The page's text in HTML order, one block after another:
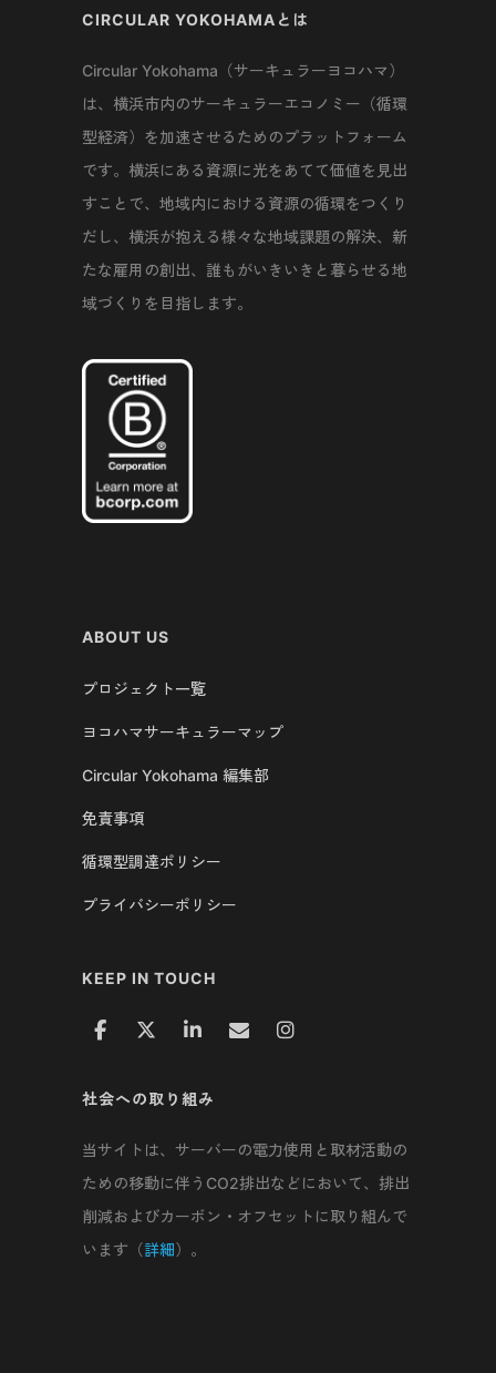
CIRCULAR YOKOHAMAとは
Circular Yokohama（サーキュラーヨコハマ）
は、横浜市内のサーキュラーエコノミー（循環
型経済）を加速させるためのプラットフォーム
です。横浜にある資源に光をあてて価値を見出
すことで、地域内における資源の循環をつくり
だし、横浜が抱える様々な地域課題の解決、新
たな雇用の創出、誰もがいきいきと暮らせる地
域づくりを目指します。
ABOUT US
プロジェクト一覧
ヨコハマサーキュラーマップ
Circular Yokohama 編集部
免責事項
循環型調達ポリシー
プライバシーポリシー
KEEP IN TOUCH
社会への取り組み
当サイトは、サーバーの電力使用と取材活動の
ための移動に伴うCO2排出などにおいて、排出
削減およびカーボン・オフセットに取り組んで
います（詳細）。